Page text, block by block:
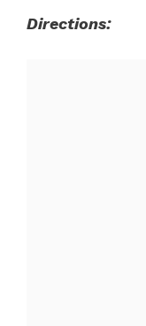
Directions: